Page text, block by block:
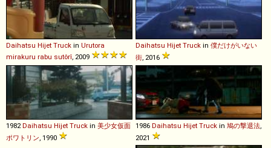
Daihatsu Hijet Truck in Urutora
mirakuru rabu sutôrî , 2009
Daihatsu Hijet Truck in 僕だけがいない
街 , 2016
1982 Daihatsu Hijet Truck in 美少女仮面
ポワトリン , 1990
1986 Daihatsu Hijet Truck in 鳩の撃退法
2021